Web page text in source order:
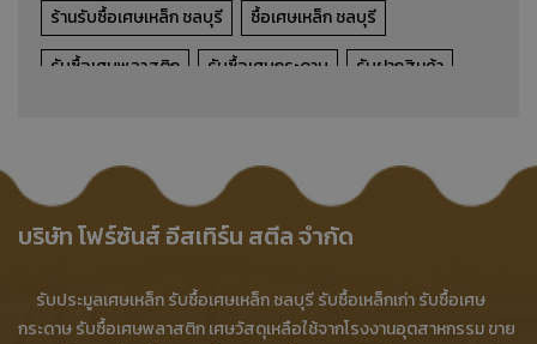
เศษเหล็ก,เศษเหล็กบาง
ร้านรับซื้อเศษเหล็ก ชลบุรี
ซื้อเศษเหล็ก ชลบุรี
รับซื้อเศษพลาสติก
รับซื้อเศษกระดาษ
รับฝากสินค้า
รับฝากสินค้าอุตสาหกรรม
รับจัดเก็บสินค้าโรงงาน
รับจัดเก็บสินค้าอุตสาหกรรม
บริการรับฝากสินค้า
โกดังรับฝากสินค้า ราคาถูก
โกดังรับฝากสินค้า ชลบุรี
บริษัท โฟร์ซันส์ อีสเทิร์น สตีล จำกัด
รับประมูลเศษเหล็ก รับซื้อเศษเหล็ก ชลบุรี รับซื้อเหล็กเก่า รับซื้อเศษ
กระดาษ รับซื้อเศษพลาสติก เศษวัสดุเหลือใช้จากโรงงานอุตสาหกรรม ขาย